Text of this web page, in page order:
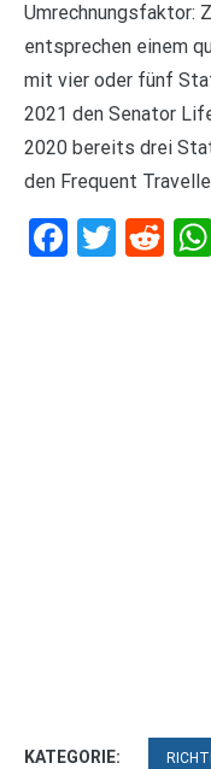
Umrechnungsfaktor:
entsprechen einem
mit vier oder fünf
2021 den Senator
2020 bereits drei
den Frequent
KATEGORIE: